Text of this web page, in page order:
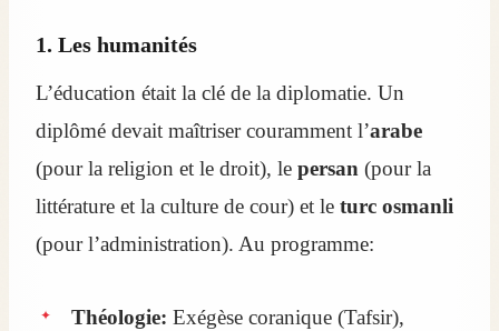
1. Les humanités
L’éducation était la clé de la diplomatie. Un
diplômé devait maîtriser couramment l’arabe
(pour la religion et le droit), le persan (pour la
littérature et la culture de cour) et le turc osmanli
(pour l’administration). Au programme:
Théologie: Exégèse coranique (Tafsir),